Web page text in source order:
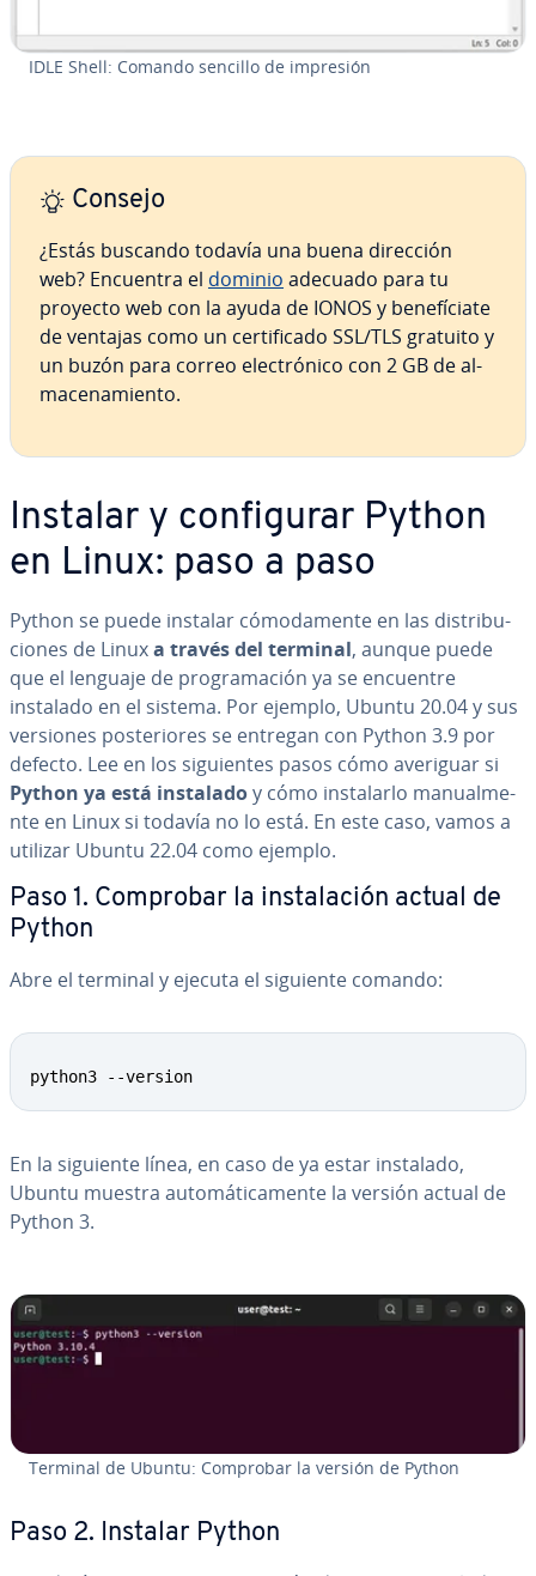
IDLE Shell: Comando sencillo de impresión
Consejo
¿Estás buscando todavía una buena dirección
web? Encuentra el dominio adecuado para tu
proyecto web con la ayuda de IONOS y be­ne­fí­cia­te
de ventajas como un ce­r­ti­fi­ca­do SSL/TLS gratuito y
un buzón para correo ele­c­tró­ni­co con 2 GB de al­
ma­ce­na­mie­n­to.
Instalar y co­n­fi­gu­rar Python
en Linux: paso a paso
Python se puede instalar có­mo­da­me­n­te en las di­s­tri­bu­
cio­nes de Linuxa través del terminal, aunque puede
que el lenguaje de pro­gra­ma­ción ya se encuentre
instalado en el sistema. Por ejemplo, Ubuntu 20.04 y sus
versiones po­s­te­rio­res se entregan con Python 3.9 por
defecto. Lee en los si­guie­n­tes pasos cómo averiguar si
Python ya está instaladoy cómo in­s­ta­lar­lo ma­nua­l­me­
n­te en Linux si todavía no lo está. En este caso, vamos a
utilizar Ubuntu 22.04 como ejemplo.
Paso 1. Comprobar la in­s­ta­la­ción actual de
Python
Abre el terminal y ejecuta el siguiente comando:
python3 --version
En la siguiente línea, en caso de ya estar instalado,
Ubuntu muestra au­to­má­ti­ca­me­n­te la versión actual de
Python 3.
Terminal de Ubuntu: Comprobar la versión de Python
Paso 2. Instalar Python